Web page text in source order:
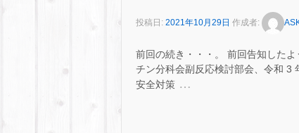
投稿日: 2021年10月29日 作成者:
前回の続き・・・。 前回告知した
チン分科会副反応検討部会、令和 3
安全対策 …